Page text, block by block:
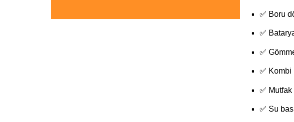
✅ Boru
✅
✅
✅ Kombi
✅
✅ Su